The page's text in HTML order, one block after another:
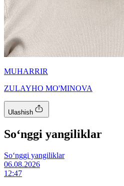
MUHARRIR
ZULAYHO MO'MINOVA
Ulashish
So‘nggi yangiliklar
So‘nggi yangiliklar
06.08.2026
12:47